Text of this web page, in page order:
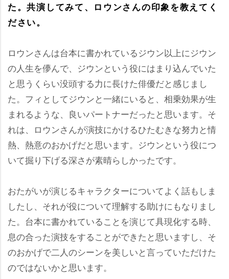
た。共演してみて、ロウンさんの印象を教えてく
ださい。
ロウンさんは台本に書かれているジウン以上にジウン
の人生を儚んで、ジウンという役にはまり込んでいた
と思うくらい没頭する力に長けた俳優だと感じまし
た。フィとしてジウンと一緒にいると、相乗効果が生
まれるような、良いパートナーだったと思います。そ
れは、ロウンさんが演技にかけるひたむきな努力と情
熱、熱意のおかげだと思います。ジウンという役につ
いて掘り下げる深さが素晴らしかったです。
おたがいが演じるキャラクターについてよく話もしま
したし、それが役について理解する助けにもなりまし
た。台本に書かれていることを演じて具現化する時、
息の合った演技をすることができたと思いますし、そ
のおかげで二人のシーンを美しいと言っていただけた
のではないかと思います。